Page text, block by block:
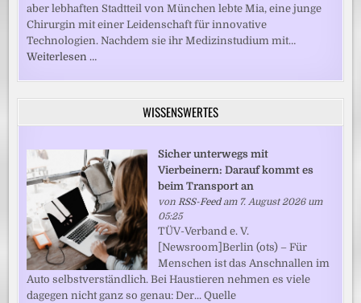
aber lebhaften Stadtteil von München lebte Mia, eine junge
Chirurgin mit einer Leidenschaft für innovative
Technologien. Nachdem sie ihr Medizinstudium mit…
Weiterlesen …
WISSENSWERTES
Sicher unterwegs mit
Vierbeinern: Darauf kommt es
beim Transport an
vonRSS-Feedam 7. August 2026 um
05:25
TÜV-Verband e. V.
[Newsroom]Berlin (ots) – Für
Menschen ist das Anschnallen im
Auto selbstverständlich. Bei Haustieren nehmen es viele
dagegen nicht ganz so genau: Der... Quelle